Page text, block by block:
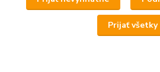
Prijať všetky